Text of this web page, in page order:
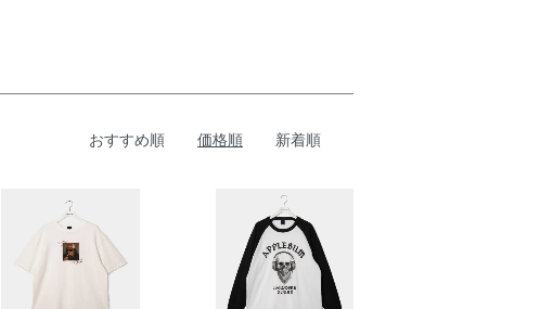
おすすめ順 価格順 新着順